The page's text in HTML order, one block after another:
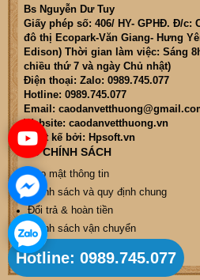
Bs Nguyễn Dư Tuy
Giấy phép số: 406/ HY- GPHĐ. Đ/c:
đô thị Ecopark-Văn Giang- Hưng
Edison) Thời gian làm việc: Sáng
chiều thứ 7 và ngày Chủ nhật)
Điện thoại: Zalo: 0989.745.077
Hotline: 0989.745.077
Email:
Website: caodanvetthuong.vn
Thiết kế bởi: Hpsoft.vn
CÁC CHÍNH SÁCH
Bảo mật thông tin
Chính sách và quy định chung
Đổi trả & hoàn tiền
Chính sách vận chuyển
Hình thức thanh toán
Hotline: 0989.745.077